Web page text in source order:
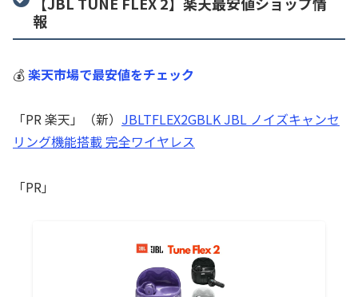
報
💰楽天市場で最安値をチェック
「PR 楽天」（新） JBLTFLEX2GBLK JBL ノイズキャンセ
リング機能搭載 完全ワイヤレス
「PR」